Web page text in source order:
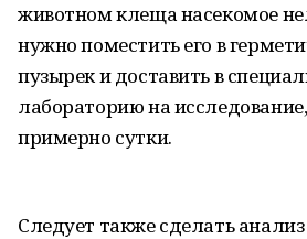
животном клеща насекомое
нужно поместить его в
пузырек и доставить в
лабораторию на
примерно сутки.
Следует также сделать